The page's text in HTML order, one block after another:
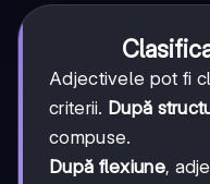
Adjectivele pot fi
criterii. După
compuse.
După flexiune,